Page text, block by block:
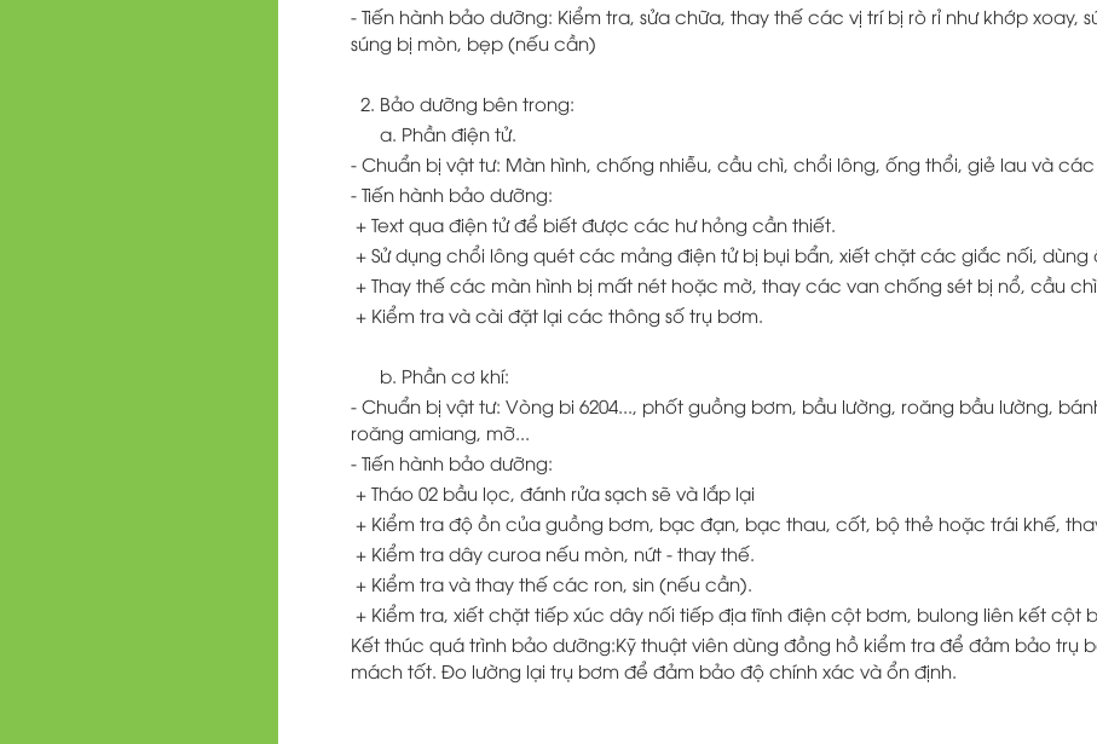
- Tiến hành bảo dưỡng: Kiểm tra, sửa chữa, thay thế các vị trí bị rò rỉ như khớp xoay,
súng bị mòn, bẹp (nếu cần)
2. Bảo dưỡng bên trong:
a. Phần điện tử.
- Chuẩn bị vật tư: Màn hình, chống nhiễu, cầu chì, chổi lông, ống thổi, giẻ lau và
- Tiến hành bảo dưỡng:
+ Text qua điện tử để biết được các hư hỏng cần thiết.
+ Sử dụng chổi lông quét các mảng điện tử bị bụi bẩn, xiết chặt các giắc nối, dùng
+ Thay thế các màn hình bị mất nét hoặc mờ, thay các van chống sét bị nổ, cầu
+ Kiểm tra và cài đặt lại các thông số trụ bơm.
b. Phần cơ khí:
- Chuẩn bị vật tư: Vòng bi 6204..., phốt guồng bơm, bầu lường, roăng bầu lường,
roăng amiang, mỡ...
- Tiến hành bảo dưỡng:
+ Tháo 02 bầu lọc, đánh rửa sạch sẽ và lắp lại
+ Kiểm tra độ ồn của guồng bơm, bạc đạn, bạc thau, cốt, bộ thẻ hoặc trái khế,
+ Kiểm tra dây curoa nếu mòn, nứt - thay thế.
+ Kiểm tra và thay thế các ron, sin (nếu cần).
+ Kiểm tra, xiết chặt tiếp xúc dây nối tiếp địa tĩnh điện cột bơm, bulong liên kết cột
Kết thúc quá trình bảo dưỡng:Kỹ thuật viên dùng đồng hồ kiểm tra để đảm bảo trụ
mách tốt. Đo lường lại trụ bơm để đảm bảo độ chính xác và ổn định.